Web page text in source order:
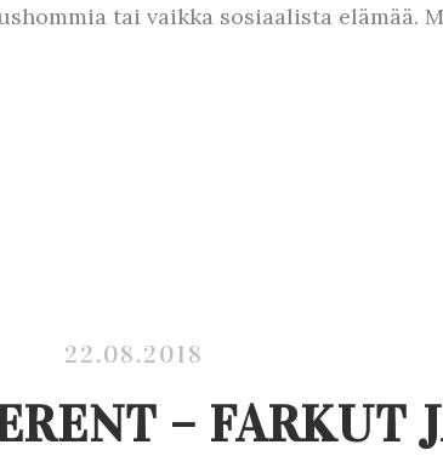
tai vaikka sosiaalista elämää.
22.08.2018
– FARKUT